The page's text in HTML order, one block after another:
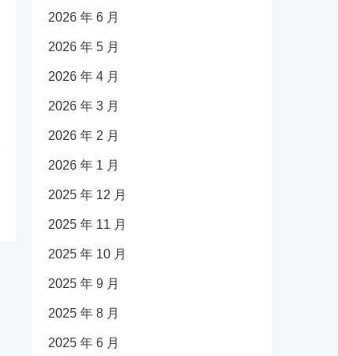
2026 年 6 月
2026 年 5 月
2026 年 4 月
2026 年 3 月
2026 年 2 月
2026 年 1 月
2025 年 12 月
2025 年 11 月
2025 年 10 月
2025 年 9 月
2025 年 8 月
2025 年 6 月